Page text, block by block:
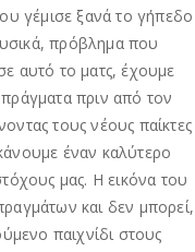
γέμισε ξανά το γήπεδο
πρόβλημα που
αυτό το ματς, έχουμε
πριν από τον
τους νέους παίκτες
έναν καλύτερο
μας. Η εικόνα του
και δεν μπορεί,
παιχνίδι στους